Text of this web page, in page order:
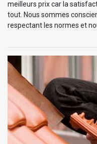
meilleurs prix car la
tout. Nous sommes
respectant les normes et